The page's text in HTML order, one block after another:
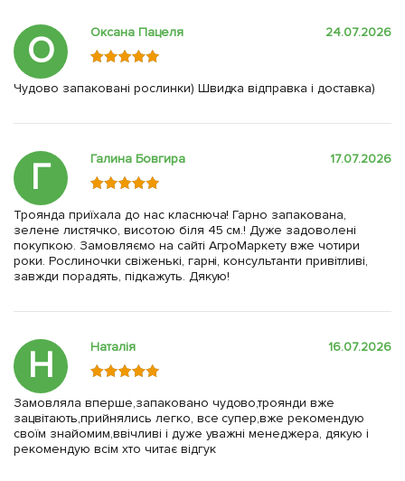
О Оксана Пацеля 24.07.2026
Чудово запаковані рослинки) Швидка відправка і доставка)
Г Галина Бовгира 17.07.2026
Троянда приїхала до нас класнюча! Гарно запакована,
зелене листячко, висотою біля 45 см.! Дуже задоволені
покупкою. Замовляємо на сайті АгроМаркету вже чотири
роки. Рослиночки свіженькі, гарні, консультанти привітливі,
завжди порадять, підкажуть. Дякую!
Н Наталія 16.07.2026
Замовляла вперше,запаковано чудово,троянди вже
зацвітають,прийнялись легко, все супер,вже рекомендую
своїм знайомим,ввічливі і дуже уважні менеджера, дякую і
рекомендую всім хто читає відгук